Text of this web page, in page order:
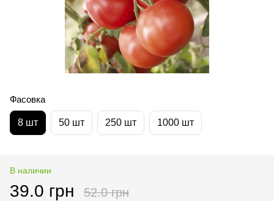
Фасовка
8 шт 50 шт 250 шт 1000 шт
В наличии
39.0 грн 52.0 грн